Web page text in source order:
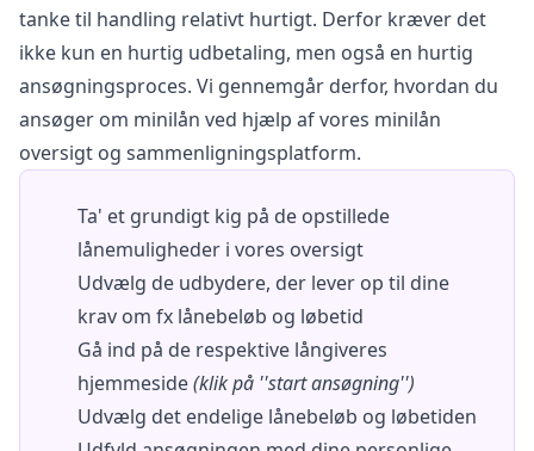
tanke til handling relativt hurtigt. Derfor kræver det
ikke kun en hurtig udbetaling, men også en hurtig
ansøgningsproces. Vi gennemgår derfor, hvordan du
ansøger om minilån ved hjælp af vores minilån
oversigt og sammenligningsplatform.
Ta' et grundigt kig på de opstillede
lånemuligheder i vores oversigt
Udvælg de udbydere, der lever op til dine
krav om fx lånebeløb og løbetid
Gå ind på de respektive långiveres
hjemmeside(klik på ''start ansøgning'')
Udvælg det endelige lånebeløb og løbetiden